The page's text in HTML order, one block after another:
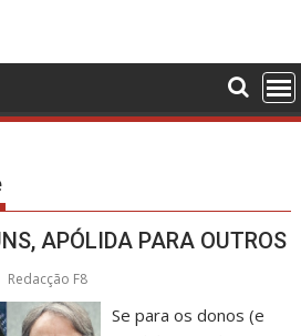
APÓLIDA PARA OUTROS
Redacção F8
Se para os donos (e